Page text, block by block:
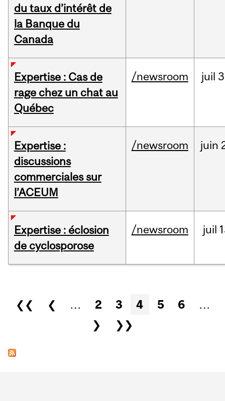
du taux d’intérêt de
la Banque du
Canada
Expertise : Cas de
rage chez un chat au
Québec
/newsroom juil
Expertise :
discussions
commerciales sur
l’ACEUM
/newsroom juin
Expertise : éclosion
de cyclosporose
/newsroom juil
Pages
❮❮ ❮ … 2 3 4 5 6
…
❯
❯❯